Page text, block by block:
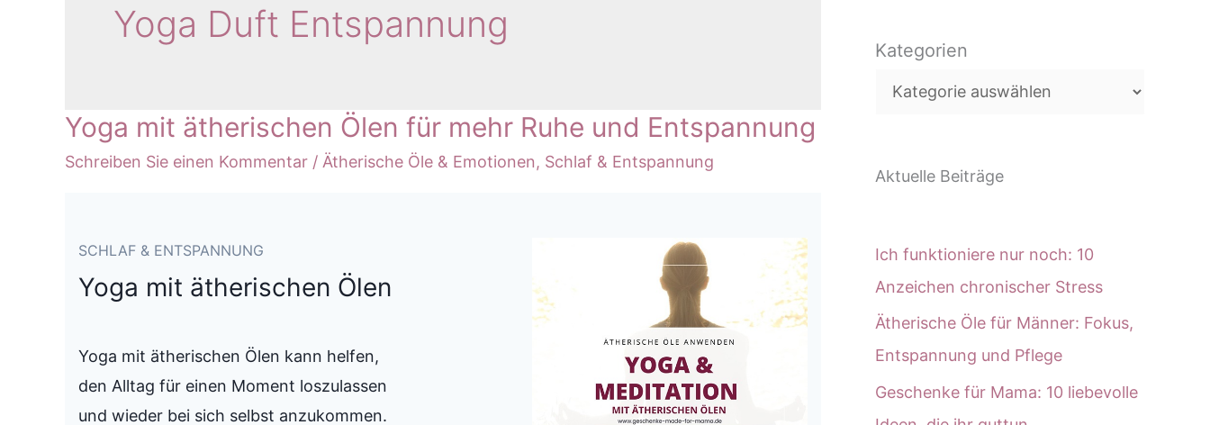
Yoga Duft Entspannung
Yoga mit ätherischen Ölen für mehr Ruhe und Entspannung
Schreiben Sie einen Kommentar / Ätherische Öle & Emotionen, Schlaf & Entspannung
SCHLAF & ENTSPANNUNG
Yoga mit ätherischen Ölen
Yoga mit ätherischen Ölen kann helfen,
den Alltag für einen Moment loszulassen
und wieder bei sich selbst anzukommen.
h
Kategorien
Aktuelle Beiträge
Ich funktioniere nur noch: 10
Anzeichen chronischer Stress
Ätherische Öle für Männer: Fokus,
Entspannung und Pflege
Geschenke für Mama: 10 liebevolle